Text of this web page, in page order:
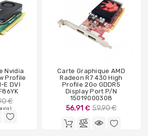
Nvidia
Profile
E DVI
€
Carte Graphique AMD
Radeon R7 430 High
Profile 2Go GDDR5
Display Port P/N
15019000308
56,91 € Prix
base
59,90 €